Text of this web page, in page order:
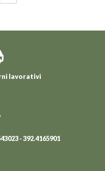
lavorativi
- 392.4165901